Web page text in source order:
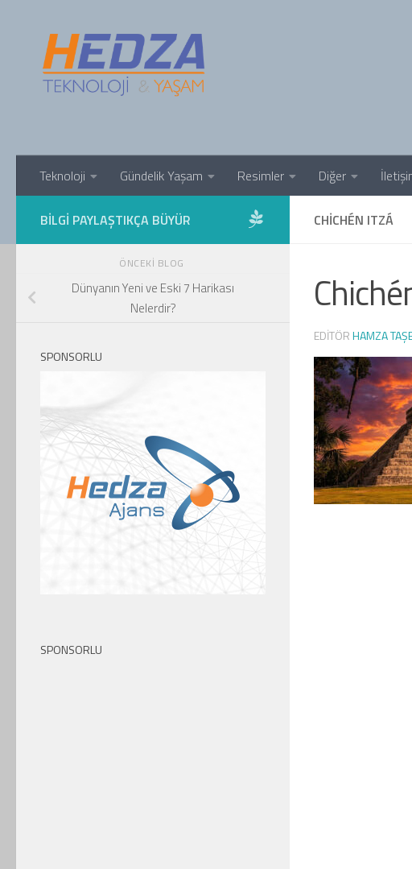
Teknoloji Gündelik Yaşam Resimler Diğer
CHICHÉN ITZÁ
EDITÖRHAMZA
BILGI PAYLAŞTIKÇA BÜYÜR
ÖNCEKI BLOG
Dünyanın Yeni ve Eski 7 Harikası
Nelerdir?
SPONSORLU
SPONSORLU